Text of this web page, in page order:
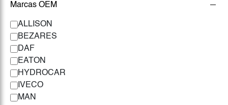
Marcas OEM
ALLISON
BEZARES
DAF
EATON
HYDROCAR
IVECO
MAN